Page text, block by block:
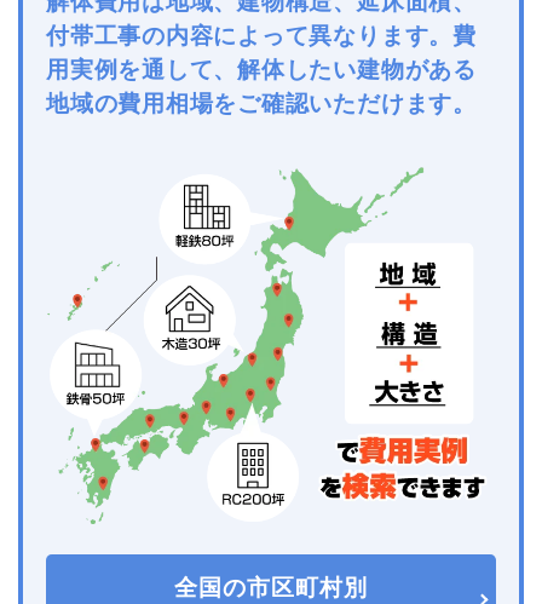
付帯工事の内容によって異なります。費
用実例を通して、解体したい建物がある
地域の費用相場をご確認いただけます。
全国の市区町村別